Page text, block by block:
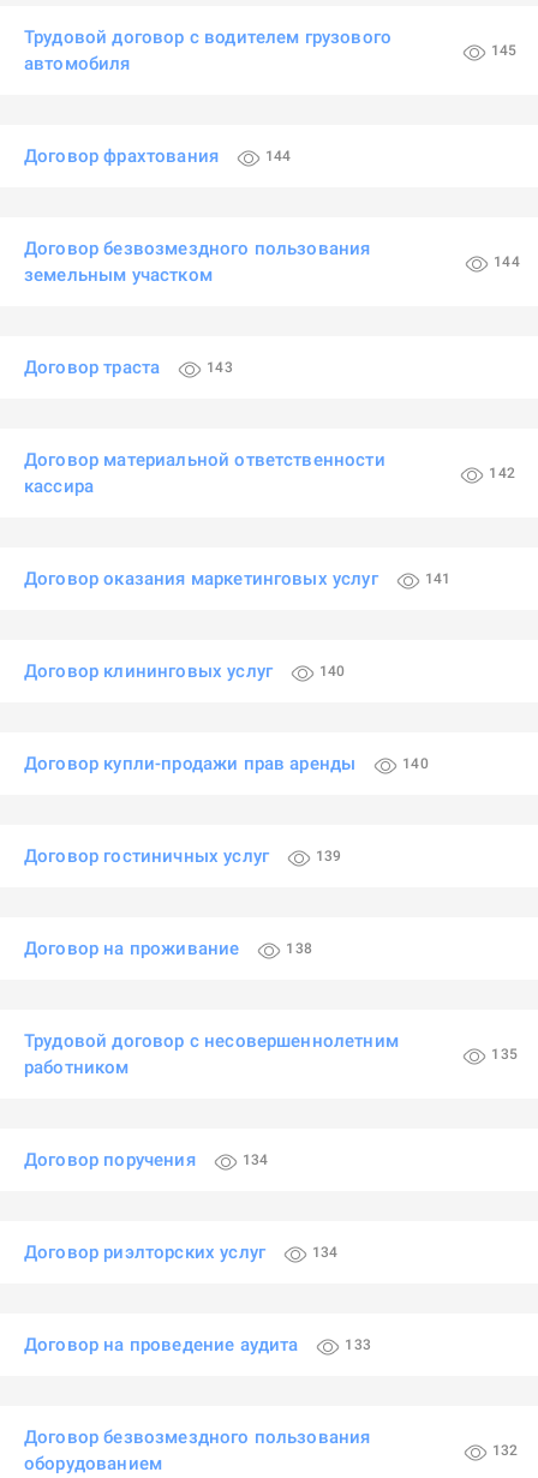
Трудовой договор с водителем грузового
автомобиля
145
Договор фрахтования 144
Договор безвозмездного пользования
земельным участком
144
Договор траста 143
Договор материальной ответственности
кассира
142
Договор оказания маркетинговых услуг 141
Договор клининговых услуг 140
Договор купли-продажи прав аренды 140
Договор гостиничных услуг 139
Договор на проживание 138
Трудовой договор с несовершеннолетним
работником
135
Договор поручения 134
Договор риэлторских услуг 134
Договор на проведение аудита 133
Договор безвозмездного пользования
оборудованием
132